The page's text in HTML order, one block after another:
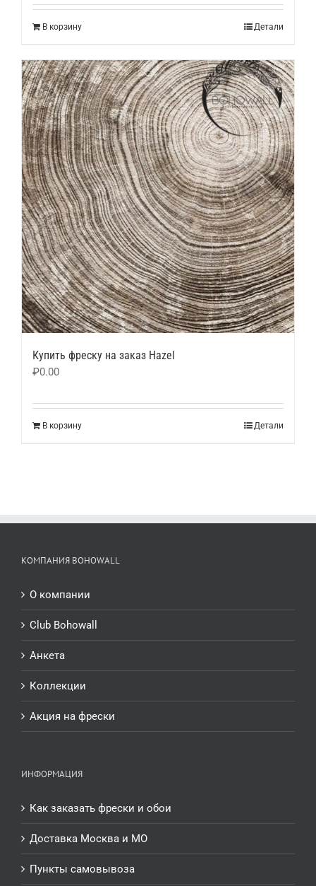
В корзину Детали
Купить фреску на заказ Hazel
₽0.00
В корзину Детали
КОМПАНИЯ BOHOWALL
О компании
Club Bohowall
Анкета
Коллекции
Акция на фрески
ИНФОРМАЦИЯ
Как заказать фрески и обои
Доставка Москва и МО
Пункты самовывоза